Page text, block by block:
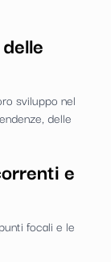
sviluppo nel
delle
e
focali e le